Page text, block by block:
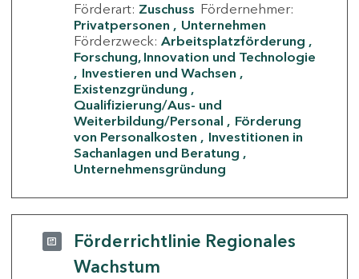
Förderart: Zuschuss Fördernehmer:
Privatpersonen
Unternehmen
Förderzweck: Arbeitsplatzförderung
Forschung, Innovation und Technologie
Investieren und Wachsen
Existenzgründung
Qualifizierung/Aus- und
Weiterbildung/Personal
Förderung
von Personalkosten
Investitionen in
Sachanlagen und Beratung
Unternehmensgründung
Förderrichtlinie Regionales
Wachstum